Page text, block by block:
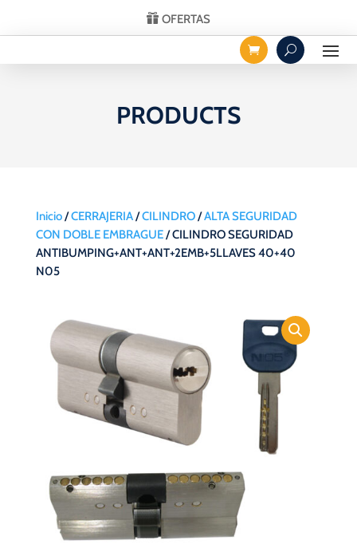
OFERTAS
PRODUCTS
Inicio/CERRAJERIA/CILINDRO/ALTA SEGURIDAD
CON DOBLE EMBRAGUE/ CILINDRO SEGURIDAD
ANTIBUMPING+ANT+ANT+2EMB+5LLAVES 40+40
N05